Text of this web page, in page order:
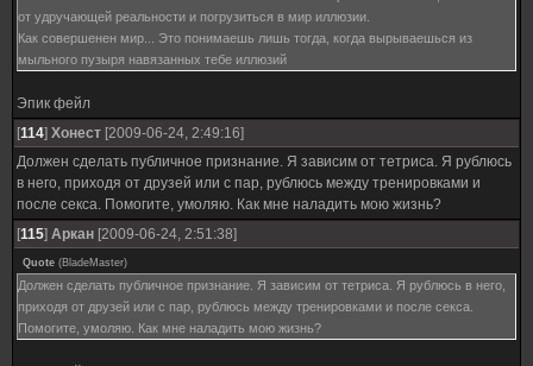
от удручающей реальности и погрузиться в мир иллюзии.
Как совершенен мир... Это понимаешь лишь тогда, когда вырываешься из
мыльного пузыря навязанных тебе иллюзий
Эпик фейл
[114] Хонест [2009-06-24, 2:49:16]
Должен сделать публичное признание. Я зависим от тетриса. Я рублюсь
в него, приходя от друзей или с пар, рублюсь между тренировками и
после секса. Помогите, умоляю. Как мне наладить мою жизнь?
[115] Аркан [2009-06-24, 2:51:38]
Quote (BladeMaster)
Должен сделать публичное признание. Я зависим от тетриса. Я рублюсь в него,
приходя от друзей или с пар, рублюсь между тренировками и после секса.
Помогите, умоляю. Как мне наладить мою жизнь?